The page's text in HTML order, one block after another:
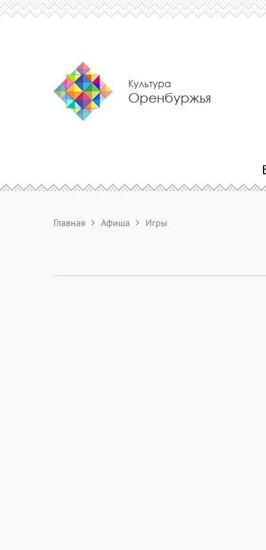
Культура
Оренбуржья
Главная Афиша Игры